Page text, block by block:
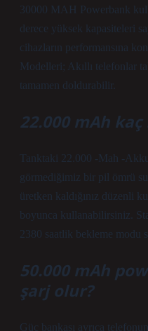
30000 MAH Powerbank
derece yüksek kapasiteleri
cihazların performansına
Modelleri; Akıllı telefonlar
tamamen doldurabilir.
22.000 mAh
Tanktaki 22.000 -Mah -
görmediğimiz bir pil ömrü
üretken kaldığınız düzenli
boyunca kullanabilirsiniz.
2380 saatlik bekleme modu
50.000 mAh
şarj olur?
Güç bankası ayrıca